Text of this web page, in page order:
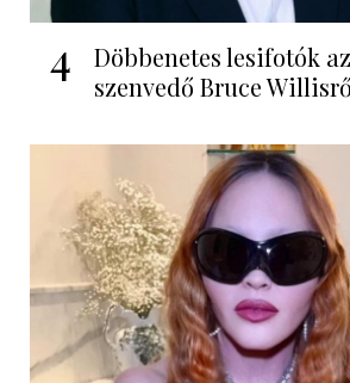
4
Döbbenetes lesifotók
szenvedő Bruce